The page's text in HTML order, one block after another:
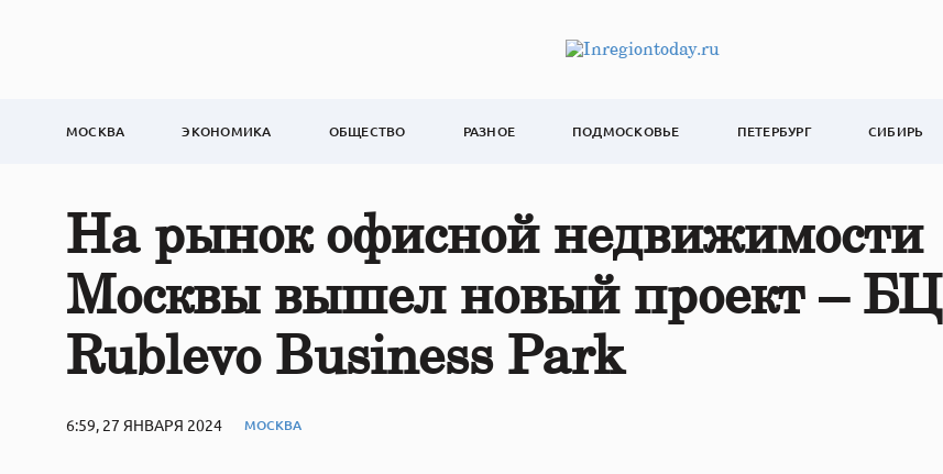
МОСКВА ЭКОНОМИКА ОБЩЕСТВО РАЗНОЕ ПОДМОСКОВЬЕ ПЕТЕРБУРГ СИБИРЬ
На рынок офисной недвижимости
Москвы вышел новый проект – БЦ
Rublevo Business Park
6:59, 27 ЯНВАРЯ 2024 МОСКВА